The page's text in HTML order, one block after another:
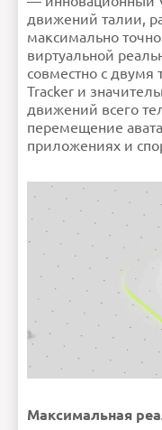
движений талии,
максимально
виртуальной
совместно с двумя
Tracker и
движений всего
перемещение
приложениях и
Максимальная
Аккумулятор